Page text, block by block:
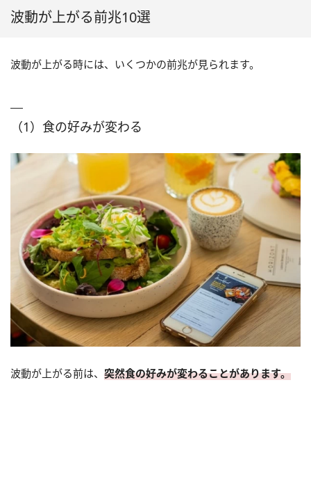
波動が上がる前兆10選
波動が上がる時には、いくつかの前兆が見られます。
（1）食の好みが変わる
波動が上がる前は、 突然食の好みが変わることがあります。